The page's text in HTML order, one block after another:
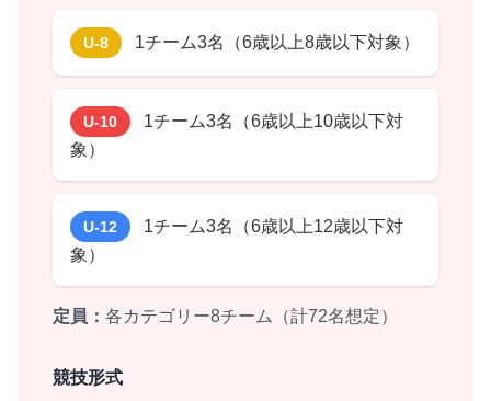
U-8 1チーム3名（6歳以上8歳以下対象）
U-10
1チーム3名（6歳以上10歳以下対
象）
U-12
1チーム3名（6歳以上12歳以下対
象）
定員： 各カテゴリー8チーム（計72名想定）
競技形式